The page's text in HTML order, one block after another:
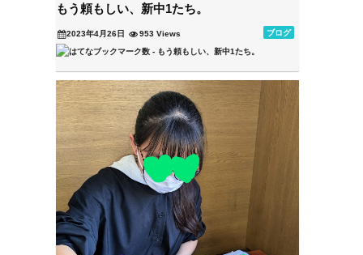
もう頼もしい、新中1たち。
2023年4月26日 ブログ
953 Views